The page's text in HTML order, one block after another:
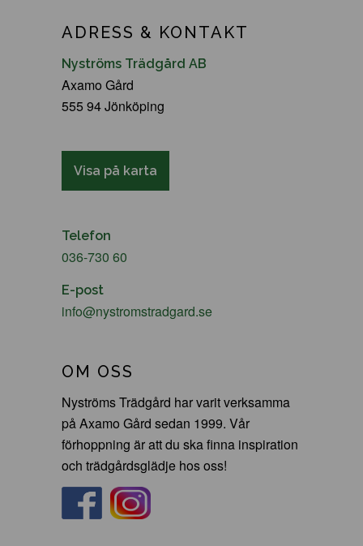
ADRESS & KONTAKT
Nyströms Trädgård AB
Axamo Gård
555 94 Jönköping
Visa på karta
Telefon
036-730 60
E-post
info@nystromstradgard.se
OM OSS
Nyströms Trädgård har varit verksamma
på Axamo Gård sedan 1999. Vår
förhoppning är att du ska finna inspiration
och trädgårdsglädje hos oss!